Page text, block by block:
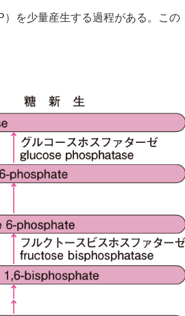
を少量産生する過程がある。この